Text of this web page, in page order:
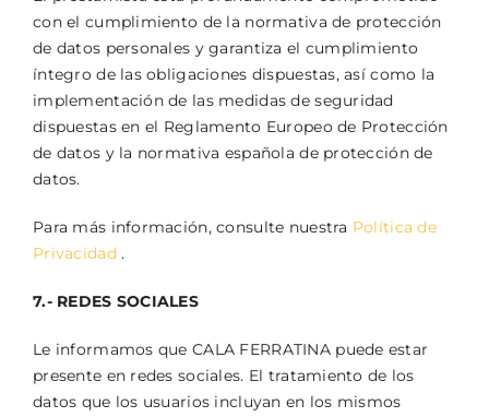
con el cumplimiento de la normativa de protección
de datos personales y garantiza el cumplimiento
íntegro de las obligaciones dispuestas, así como la
implementación de las medidas de seguridad
dispuestas en el Reglamento Europeo de Protección
de datos y la normativa española de protección de
datos.
Para más información, consulte nuestra Política de
Privacidad .
7.- REDES SOCIALES
Le informamos que CALA FERRATINA puede estar
presente en redes sociales. El tratamiento de los
datos que los usuarios incluyan en los mismos